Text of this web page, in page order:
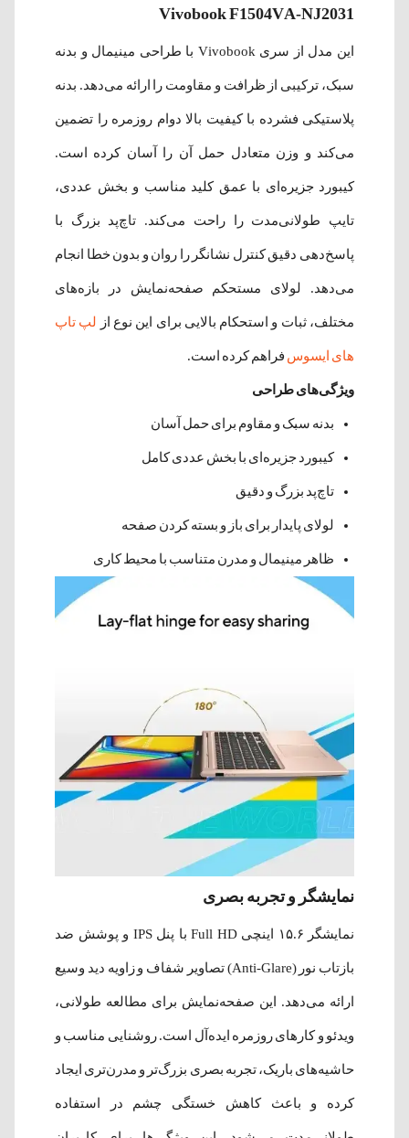
Vivobook F1504VA-NJ2031
این مدل از سری Vivobook با طراحی مینیمال و بدنه
سبک، ترکیبی از ظرافت و مقاومت را ارائه می‌دهد. بدنه
پلاستیکی فشرده با کیفیت بالا دوام روزمره را تضمین
می‌کند و وزن متعادل حمل آن را آسان کرده است.
کیبورد جزیره‌ای با عمق کلید مناسب و بخش عددی،
تایپ طولانی‌مدت را راحت می‌کند. تاچ‌پد بزرگ با
پاسخ‌دهی دقیق کنترل نشانگر را روان و بدون خطا انجام
می‌دهد. لولای مستحکم صفحه‌نمایش در بازه‌های
مختلف، ثبات و استحکام بالایی برای این نوع از لپ تاپ
های ایسوس فراهم کرده است.
ویژگی‌های طراحی
بدنه سبک و مقاوم برای حمل آسان
کیبورد جزیره‌ای با بخش عددی کامل
تاچ‌پد بزرگ و دقیق
لولای پایدار برای باز و بسته کردن صفحه
ظاهر مینیمال و مدرن متناسب با محیط کاری
نمایشگر و تجربه بصری
نمایشگر ۱۵.۶ اینچی Full HD با پنل IPS و پوشش ضد
بازتاب نور (Anti-Glare) تصاویر شفاف و زاویه دید وسیع
ارائه می‌دهد. این صفحه‌نمایش برای مطالعه طولانی،
ویدئو و کارهای روزمره ایده‌آل است. روشنایی مناسب و
حاشیه‌های باریک، تجربه بصری بزرگ‌تر و مدرن‌تری ایجاد
کرده و باعث کاهش خستگی چشم در استفاده